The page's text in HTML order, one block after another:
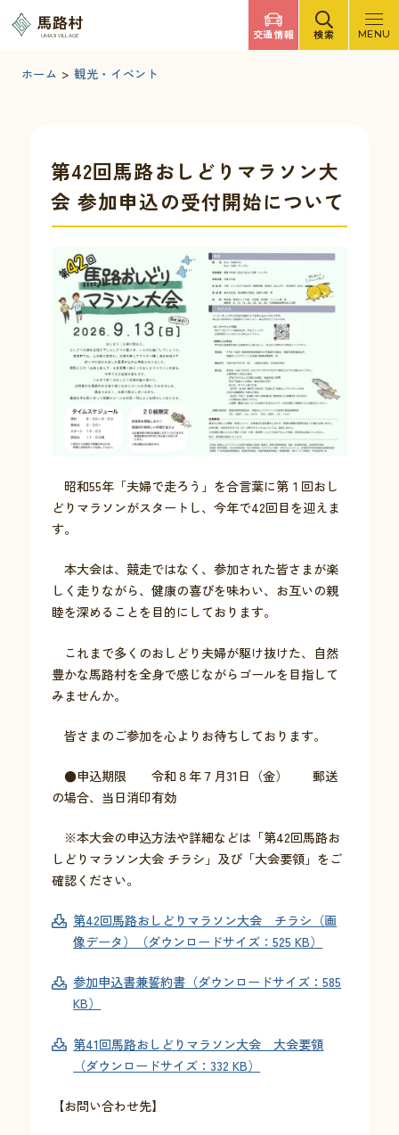
馬路村
UMAJI VILLAGE 交通情報 検索 MENU
ホーム > 観光・イベント
第42回馬路おしどりマラソン大
会 参加申込の受付開始について
昭和55年「夫婦で走ろう」を合言葉に第１回おし
どりマラソンがスタートし、今年で42回目を迎えま
す。
本大会は、競走ではなく、参加された皆さまが楽
しく走りながら、健康の喜びを味わい、お互いの親
睦を深めることを目的にしております。
これまで多くのおしどり夫婦が駆け抜けた、自然
豊かな馬路村を全身で感じながらゴールを目指して
みませんか。
皆さまのご参加を心よりお待ちしております。
●申込期限 令和８年７月31日（金） 郵送
の場合、当日消印有効
※本大会の申込方法や詳細などは「第42回馬路お
しどりマラソン大会 チラシ」及び「大会要領」をご
確認ください。
第42回馬路おしどりマラソン大会 チラシ（画
像データ）（ダウンロードサイズ：525 KB）
参加申込書兼誓約書（ダウンロードサイズ：585
KB）
第41回馬路おしどりマラソン大会 大会要領
（ダウンロードサイズ：332 KB）
【お問い合わせ先】
くらしの情報
観光・イベント
移住・定住
ふるさと納税
お問い合わせ
採用情報
例規集
文字サイズ 標準